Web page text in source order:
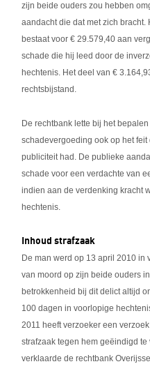
zijn beide ouders zou hebben
aandacht die dat met zich
bestaat voor € 29.579,40 aan
schade die hij leed door de
hechtenis. Het deel van €
rechtsbijstand.
De rechtbank lette bij het
schadevergoeding ook op het
publiciteit had. De publieke
schade voor een verdachte van
indien aan de verdenking kracht
hechtenis.
Inhoud strafzaak
De man werd op 13 april 2010 in
van moord op zijn beide ouders
betrokkenheid bij dit delict altijd
100 dagen in voorlopige
2011 heeft verzoeker een
strafzaak tegen hem geëindigd
verklaarde de rechtbank